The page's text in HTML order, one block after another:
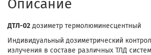
Описание
ДТЛ-02 дозиметр термолюминесцентный
Индивидуальный дозиметрический
излучения в составе различных ТЛД